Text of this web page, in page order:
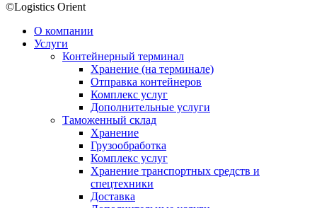
©Logistics Orient
О компании
Услуги
Контейнерный терминал
Хранение (на терминале)
Отправка контейнеров
Комплекс услуг
Дополнительные услуги
Таможенный склад
Хранение
Грузообработка
Комплекс услуг
Хранение транспортных средств и
спецтехники
Доставка